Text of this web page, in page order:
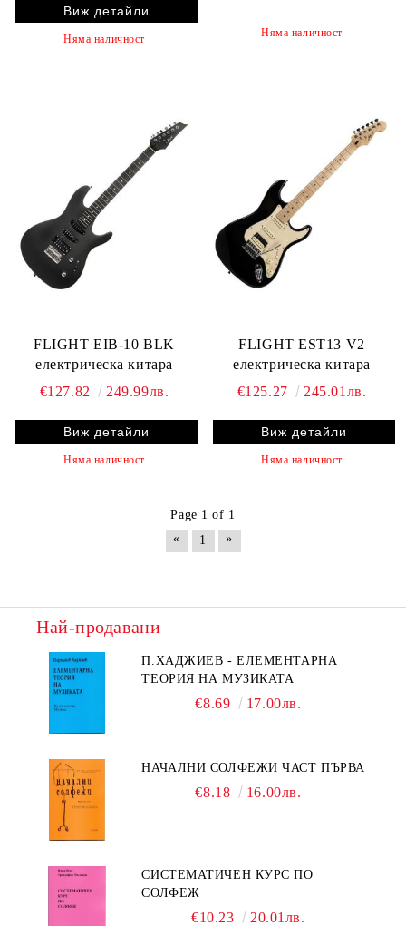
Виж детайли
Няма наличност Няма наличност
FLIGHT EIB-10 BLK
електрическа китара
€127.82
249.99лв.
Виж детайли
Няма наличност
FLIGHT EST13 V2
електрическа китара
€125.27
245.01лв.
Виж детайли
Няма наличност
Page 1 of 1
«
1 »
Най-продавани
П.ХАДЖИЕВ - ЕЛЕМЕНТАРНА
ТЕОРИЯ НА МУЗИКАТА
€8.69 17.00лв.
НАЧАЛНИ СОЛФЕЖИ ЧАСТ ПЪРВА
€8.18 16.00лв.
СИСТЕМАТИЧЕН КУРС ПО
СОЛФЕЖ
€10.23 20.01лв.